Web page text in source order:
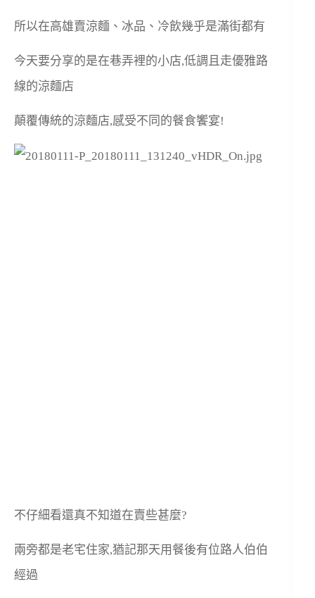
所以在高雄賣涼麵、冰品、冷飲幾乎是滿街都有
今天要分享的是在巷弄裡的小店,低調且走優雅路
線的涼麵店
顛覆傳統的涼麵店,感受不同的餐食饗宴!
不仔細看還真不知道在賣些甚麼?
兩旁都是老宅住家,猶記那天用餐後有位路人伯伯
經過